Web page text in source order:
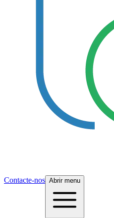
Contacte-nos Abrir menu